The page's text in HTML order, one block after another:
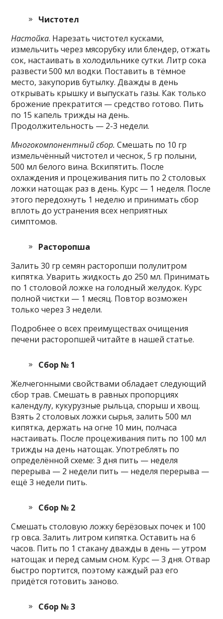
Чистотел
Настойка. Нарезать чистотел кусками,
измельчить через мясорубку или блендер, отжать
сок, настаивать в холодильнике сутки. Литр сока
развести 500 мл водки. Поставить в тёмное
место, закупорив бутылку. Дважды в день
открывать крышку и выпускать газы. Как только
брожение прекратится — средство готово. Пить
по 15 капель трижды на день.
Продолжительность — 2-3 недели.
Многокомпонентный сбор. Смешать по 10 гр
измельчённый чистотел и чеснок, 5 гр полыни,
500 мл белого вина. Вскипятить. После
охлаждения и процеживания пить по 2 столовых
ложки натощак раз в день. Курс — 1 неделя. После
этого передохнуть 1 неделю и принимать сбор
вплоть до устранения всех неприятных
симптомов.
Расторопша
Залить 30 гр семян расторопши полулитром
кипятка. Уварить жидкость до 250 мл. Принимать
по 1 столовой ложке на голодный желудок. Курс
полной чистки — 1 месяц. Повтор возможен
только через 3 недели.
Подробнее о всех преимуществах очищения
печени расторопшей читайте в нашей статье.
Сбор № 1
Желчегонными свойствами обладает следующий
сбор трав. Смешать в равных пропорциях
календулу, кукурузные рыльца, спорыш и хвощ.
Взять 2 столовых ложки сырья, залить 500 мл
кипятка, держать на огне 10 мин, полчаса
настаивать. После процеживания пить по 100 мл
трижды на день натощак. Употреблять по
определённой схеме: 3 дня пить — неделя
перерыва — 2 недели пить — неделя перерыва —
ещё 3 недели пить.
Сбор № 2
Смешать столовую ложку берёзовых почек и 100
гр овса. Залить литром кипятка. Оставить на 6
часов. Пить по 1 стакану дважды в день — утром
натощак и перед самым сном. Курс — 3 дня. Отвар
быстро портится, поэтому каждый раз его
придётся готовить заново.
Сбор № 3